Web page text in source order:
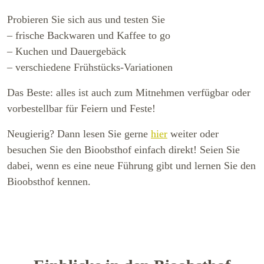
Probieren Sie sich aus und testen Sie
– frische Backwaren und Kaffee to go
– Kuchen und Dauergebäck
– verschiedene Frühstücks-Variationen
Das Beste: alles ist auch zum Mitnehmen verfügbar oder
vorbestellbar für Feiern und Feste!
Neugierig? Dann lesen Sie gerne hier weiter oder
besuchen Sie den Bioobsthof einfach direkt! Seien Sie
dabei, wenn es eine neue Führung gibt und lernen Sie den
Bioobsthof kennen.